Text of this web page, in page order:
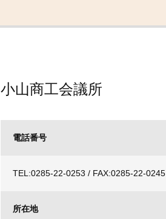
小山商工会議所
電話番号
TEL:0285-22-0253 / FAX:0285-22-0245
所在地